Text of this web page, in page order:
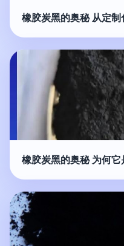
橡胶炭黑的奥秘 从定
橡胶炭黑的奥秘 为何